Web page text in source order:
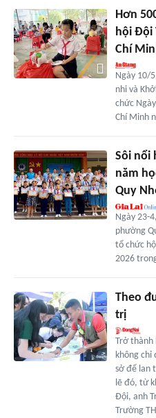
Hơn
hội Đội
Chí
Ngày 10/
nhi và
chức
Chí Minh
Sôi nổi
năm
Quy
Ngày 23-
phường
tổ chức
2026
Theo
trị
Trở thành
không chỉ
sở để lan
lẽ đó, từ
Đội, anh
Trường